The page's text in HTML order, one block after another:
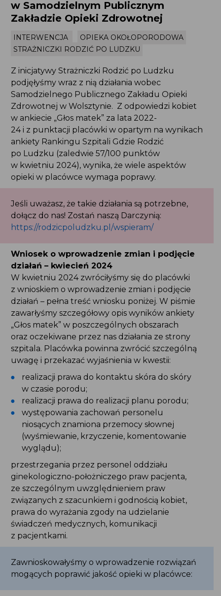
w Samodzielnym Publicznym
Zakładzie Opieki Zdrowotnej
INTERWENCJA
OPIEKA OKOŁOPORODOWA
STRAŻNICZKI RODZIĆ PO LUDZKU
Z inicjatywy Strażniczki Rodzić po Ludzku
podjęłyśmy wraz z nią działania wobec
Samodzielnego Publicznego Zakładu Opieki
Zdrowotnej w Wolsztynie. Z odpowiedzi kobiet
w ankiecie „Głos matek” za lata 2022-
24 i z punktacji placówki w opartym na wynikach
ankiety Rankingu Szpitali Gdzie Rodzić po Ludzku
(zaledwie 57/100 punktów w kwietniu 2024),
wynika, że wiele aspektów opieki w placówce
wymaga poprawy.
Jeśli uważasz, że takie działania są potrzebne,
dołącz do nas! Zostań naszą Darczynią:
https://rodzicpoludzku.pl/wspieram/
Wniosek o wprowadzenie zmian i podjęcie
działań – kwiecień 2024
W kwietniu 2024 zwróciłyśmy się do placówki
z wnioskiem o wprowadzenie zmian i podjęcie
działań – pełna treść wniosku poniżej. W piśmie
zawarłyśmy szczegółowy opis wyników ankiety
„Głos matek” w poszczególnych obszarach
oraz oczekiwane przez nas działania ze strony
szpitala. Placówka powinna zwrócić szczególną
uwagę i przekazać wyjaśnienia w kwestii:
realizacji prawa do kontaktu skóra do skóry
w czasie porodu;
realizacji prawa do realizacji planu porodu;
występowania zachowań personelu niosących
znamiona przemocy słownej (wyśmiewanie,
krzyczenie, komentowanie wyglądu);
ginekologiczno-położniczego praw pacjenta,
ze szczególnym uwzględnieniem praw
związanych z szacunkiem i godnością kobiet,
prawa do wyrażania zgody na udzielanie
świadczeń medycznych, komunikacji
z pacjentkami.
mogących poprawić jakość opieki w placówce: